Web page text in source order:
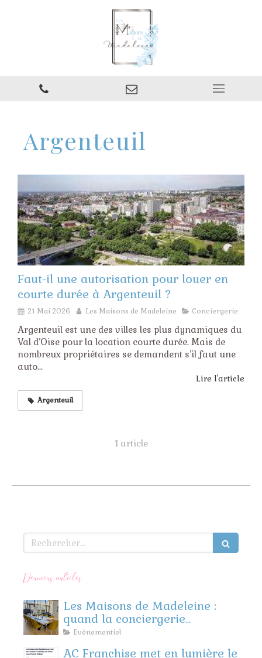
Argenteuil
Faut-il une autorisation pour louer en
courte durée à Argenteuil ?
21 Mai 2026 Les Maisons de Madeleine Conciergerie
Argenteuil est une des villes les plus dynamiques du
Val d’Oise pour la location courte durée. Mais de
nombreux propriétaires se demandent s’il faut une
auto...
Lire l'article
Argenteuil
1 article
Rechercher
Derniers articles
Les Maisons de Madeleine :
quand la conciergerie
rencontre l’événementiel
Evénementiel
AC Franchise met en lumière le